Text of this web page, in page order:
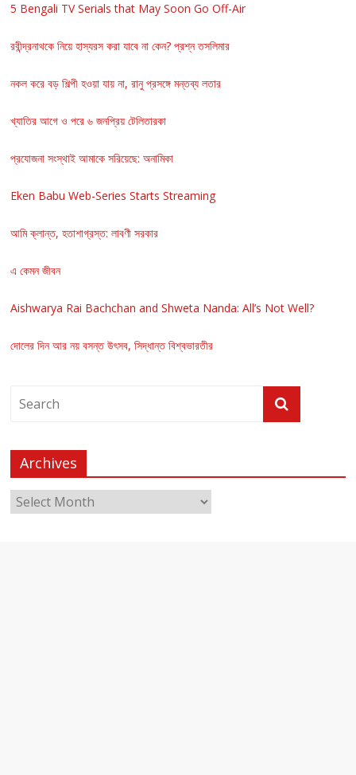
5 Bengali TV Serials that May Soon Go Off-Air
রবীন্দ্রনাথকে নিয়ে হাস্যরস করা যাবে না কেন? প্রশ্ন তসলিমার
নকল করে বড় শিল্পী হওয়া যায় না, রানু প্রসঙ্গে মন্তব্য লতার
খ্যাতির আগে ও পরে ৬ জনপ্রিয় টেলিতারকা
প্রযোজনা সংস্থাই আমাকে সরিয়েছে: অনামিকা
Eken Babu Web-Series Starts Streaming
আমি ক্লান্ত, হতাশাগ্রস্ত: লাবণী সরকার
এ কেমন জীবন
Aishwarya Rai Bachchan and Shweta Nanda: All’s Not Well?
দোলের দিন আর নয় বসন্ত উৎসব, সিদ্ধান্ত বিশ্বভারতীর
Archives